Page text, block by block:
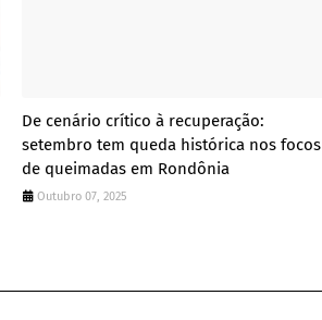
De cenário crítico à recuperação:
setembro tem queda histórica nos focos
de queimadas em Rondônia
Outubro 07, 2025